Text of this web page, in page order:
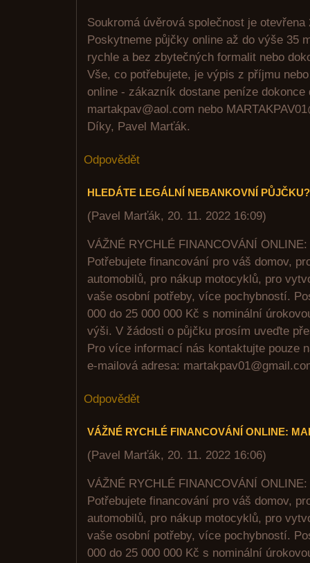
Soukromá úvěrová společnost je
Poskytneme půjčky online až do výše 35
rychle a bez zbytečných formalit nebo
Vše, co potřebujete, je výpis z příjmu
online - zákazník dostane peníze dokonce
martakpav@aol.com nebo
Díky, Pavel Marťák.
Odpovědět
HLEDÁTE LEGÁLNÍ NEBANKOVNÍ PŮJČKU?
(Pavel Marťák, 20. 11. 2022 16:09)
VÁŽNÉ RYCHLÉ FINANCOVÁNÍ
Potřebujete financování pro váš domov,
automobilů, pro nákup motocyklů, pro
vaše osobní potřeby, více pochybností.
000 do 25 000 000 Kč s nominální
výši. V žádosti o půjčku prosím uveďte
Pro více informací nás kontaktujte pouze
e-mailová adresa:
Odpovědět
VÁŽNÉ RYCHLÉ FINANCOVÁNÍ ONLINE:
(Pavel Marťák, 20. 11. 2022 16:06)
VÁŽNÉ RYCHLÉ FINANCOVÁNÍ
Potřebujete financování pro váš domov,
automobilů, pro nákup motocyklů, pro
vaše osobní potřeby, více pochybností.
000 do 25 000 000 Kč s nominální